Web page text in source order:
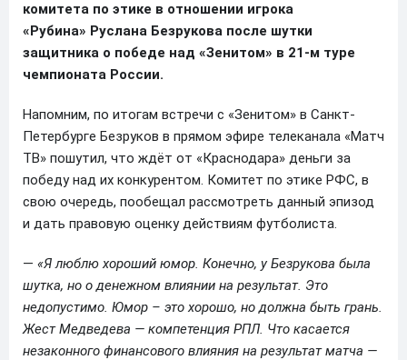
комитета по этике в отношении игрока
«Рубина» Руслана Безрукова после шутки
защитника о победе над «Зенитом» в 21-м туре
чемпионата России.
Напомним, по итогам встречи с «Зенитом» в Санкт-
Петербурге Безруков в прямом эфире телеканала «Матч
ТВ» пошутил, что ждёт от «Краснодара» деньги за
победу над их конкурентом. Комитет по этике РФС, в
свою очередь, пообещал рассмотреть данный эпизод
и дать правовую оценку действиям футболиста.
― «Я люблю хороший юмор. Конечно, у Безрукова была
шутка, но о денежном влиянии на результат. Это
недопустимо. Юмор – это хорошо, но должна быть грань.
Жест Медведева ― компетенция РПЛ. Что касается
незаконного финансового влияния на результат матча ―